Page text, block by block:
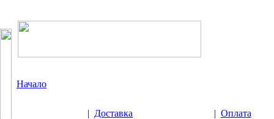
Начало
| Доставка | Оплата